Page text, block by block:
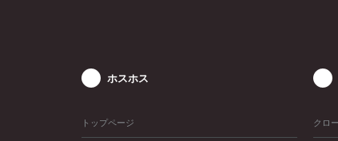
ホスホス
トップページ クロ